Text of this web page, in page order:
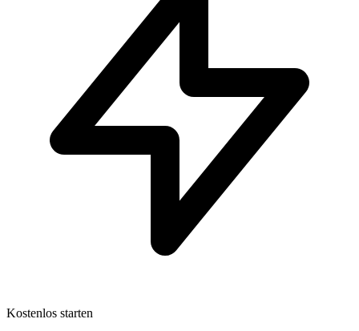
Kostenlos starten